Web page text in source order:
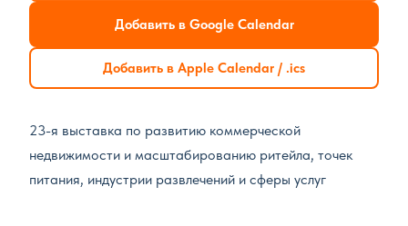
Добавить в Google Calendar
Добавить в Apple Calendar / .ics
23-я выставка по развитию коммерческой
недвижимости и масштабированию ритейла, точек
питания, индустрии развлечений и сферы услуг